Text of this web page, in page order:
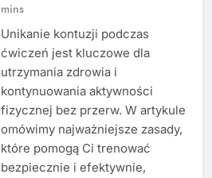
mins
Unikanie kontuzji podczas
ćwiczeń jest kluczowe dla
utrzymania zdrowia i
kontynuowania aktywności
fizycznej bez przerw. W artykule
omówimy najważniejsze zasady,
które pomogą Ci trenować
bezpiecznie i efektywnie,